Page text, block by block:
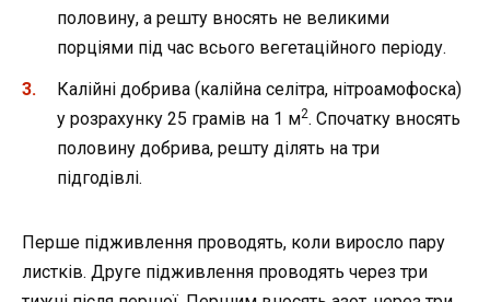
половину, а решту вносять не великими
порціями під час всього вегетаційного періоду.
Калійні добрива (калійна селітра, нітроамофоска)
у розрахунку 25 грамів на 1 м2. Спочатку вносять
половину добрива, решту ділять на три
підгодівлі.
Перше підживлення проводять, коли виросло пару
листків. Друге підживлення проводять через три